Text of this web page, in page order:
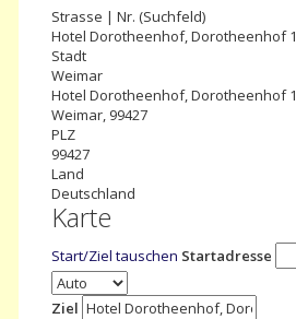
Strasse | Nr. (Suchfeld)
Hotel Dorotheenhof, Dorotheenhof 1
Stadt
Weimar
Hotel Dorotheenhof, Dorotheenhof 1
Weimar, 99427
PLZ
99427
Land
Deutschland
Karte
Start/Ziel tauschen Startadresse
Ziel